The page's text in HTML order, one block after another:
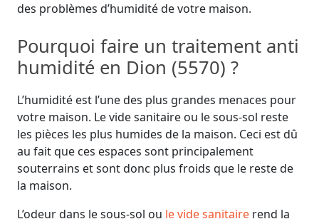
des problèmes d’humidité de votre maison.
Pourquoi faire un traitement anti
humidité en Dion (5570) ?
L’humidité est l’une des plus grandes menaces pour
votre maison. Le vide sanitaire ou le sous-sol reste
les pièces les plus humides de la maison. Ceci est dû
au fait que ces espaces sont principalement
souterrains et sont donc plus froids que le reste de
la maison.
L’odeur dans le sous-sol ou le vide sanitaire rend la